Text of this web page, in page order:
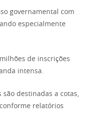
governamental com
especialmente
de inscrições
intensa.
são destinadas a cotas,
relatórios